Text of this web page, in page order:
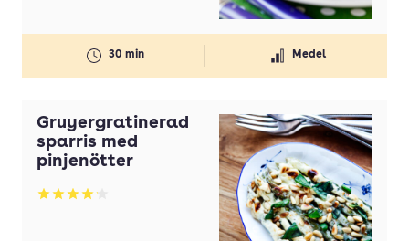
30 min Medel
Gruyergratinerad
sparris med
pinjenötter
Betyg: 4.15 av 5